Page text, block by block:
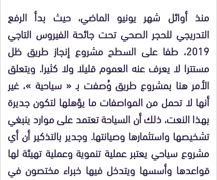
منذ أوائل شهر يونيو الماضي، حيث بدأ الرفع
التدريجي للحجر الصحي تحت جائحة الفيروس التاجي
2019، طفا على السطح مشروع إنجاز طريق ظل
مستترا لا يعرف عنه العموم قليلا ولا كثيرا. ويتعلق
الأمر هنا بمشروع طريق وُصفت بـ « سياحية »، غير
أنها لا تحمل من المواصفات ما يؤهلها لتكون جديرة
بهذا النعت، ذلك أن السياحة تعتمد على موارد ينبغي
تشخيصها واستثمارها وصيانتها. وجدير بالتذكير أن أي
مشروع سياحي يعتبر عملية تنموية وعملية تهيئة لها
قواعدها وأسسها ويتدخل فيها خبراء مختصون في